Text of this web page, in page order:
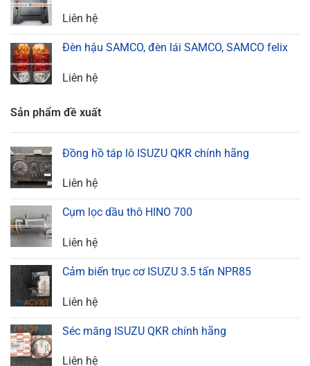
Liên hệ
Đèn hậu SAMCO, đèn lái SAMCO, SAMCO felix
Liên hệ
Sản phẩm đề xuất
Đồng hồ táp lô ISUZU QKR chính hãng
Liên hệ
Cụm lọc dầu thô HINO 700
Liên hệ
Cảm biến trục cơ ISUZU 3.5 tấn NPR85
Liên hệ
Séc măng ISUZU QKR chính hãng
Liên hệ